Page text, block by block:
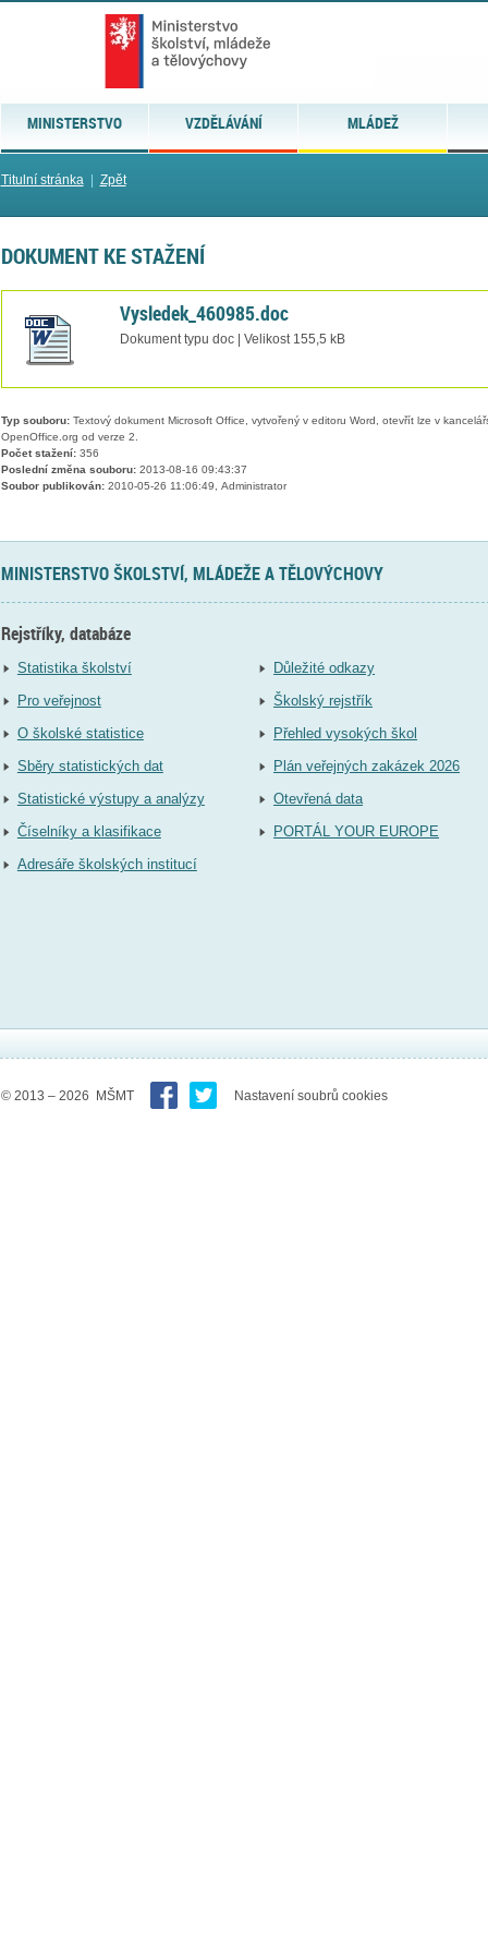
MINISTERSTVO VZDĚLÁVÁNÍ MLÁDEŽ
Titulní stránka| Zpět
DOKUMENT KE STAŽENÍ
Vysledek_460985.doc
Dokument typu doc | Velikost 155,5 kB
Typ souboru:Textový dokument Microsoft Office, vytvořený v editoru Word, otevřít lze v
OpenOffice.org od verze 2.
Počet stažení:356
Poslední změna souboru:2013-08-16 09:43:37
Soubor publikován:2010-05-26 11:06:49, Administrator
MINISTERSTVO ŠKOLSTVÍ, MLÁDEŽE A TĚLOVÝCHOVY
Rejstříky, databáze
Statistika školství
Pro veřejnost
O školské statistice
Sběry statistických dat
Statistické výstupy a analýzy
Číselníky a klasifikace
Adresáře školských institucí
Důležité odkazy
Školský rejstřík
Přehled vysokých škol
Plán veřejných zakázek 2026
Otevřená data
PORTÁL YOUR EUROPE
© 2013 – 2026 MŠMT Nastavení soubrů cookies